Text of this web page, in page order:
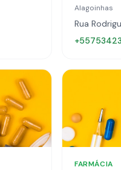
Alagoinhas
Rua
FARMÁCIA